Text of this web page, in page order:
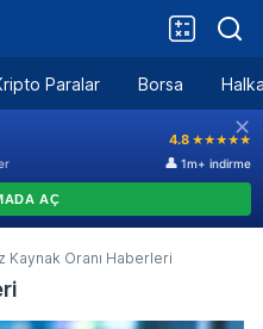
Paralar Borsa
Kaynak Oranı Haberleri